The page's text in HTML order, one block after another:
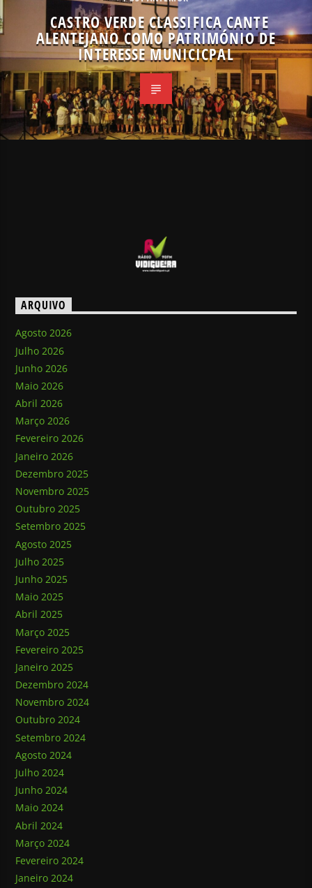
CASTRO VERDE CLASSIFICA CANTE
ALENTEJANO COMO PATRIMÓNIO DE
INTERESSE MUNICICPAL
ARQUIVO
Agosto 2026
Julho 2026
Junho 2026
Maio 2026
Abril 2026
Março 2026
Fevereiro 2026
Janeiro 2026
Dezembro 2025
Novembro 2025
Outubro 2025
Setembro 2025
Agosto 2025
Julho 2025
Junho 2025
Maio 2025
Abril 2025
Março 2025
Fevereiro 2025
Janeiro 2025
Dezembro 2024
Novembro 2024
Outubro 2024
Setembro 2024
Agosto 2024
Julho 2024
Junho 2024
Maio 2024
Abril 2024
Março 2024
Fevereiro 2024
Janeiro 2024